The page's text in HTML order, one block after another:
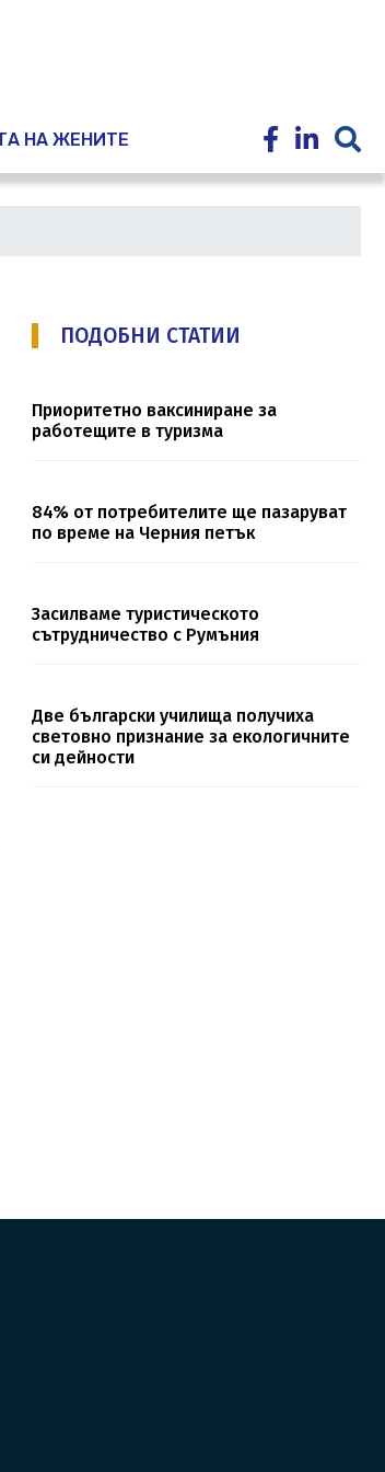
НА ЖЕНИТЕ
ПОДОБНИ СТАТИИ
Приоритетно ваксиниране за
работещите в туризма
84% от потребителите ще пазаруват
по време на Черния петък
Засилваме туристическото
сътрудничество с Румъния
Две български училища получиха
световно признание за екологичните
си дейности